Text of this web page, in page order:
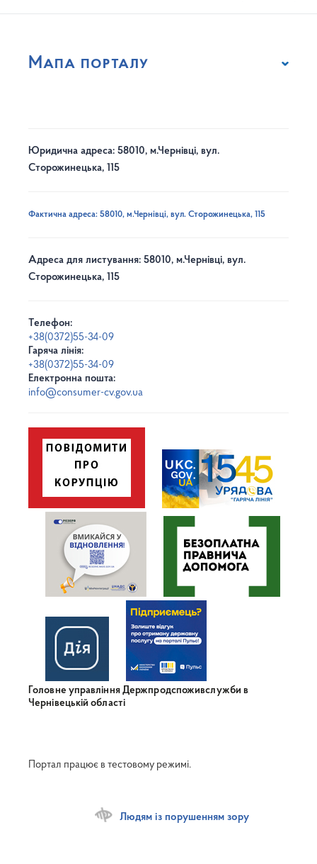
Мапа порталу
Юридична адреса: 58010, м.Чернівці, вул.
Сторожинецька, 115
Фактична адреса: 58010, м.Чернівці, вул. Сторожинецька, 115
Адреса для листування: 58010, м.Чернівці, вул.
Сторожинецька, 115
Телефон:
+38(0372)55-34-09
Гаряча лінія:
+38(0372)55-34-09
Електронна пошта:
info@consumer-cv.gov.ua
Головне управління Держпродспоживслужби в
Чернівецькій області
Портал працює в тестовому режимі.
Людям із порушенням зору